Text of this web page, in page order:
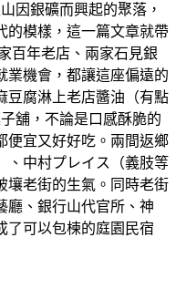
因銀礦而興起的聚落，
的模樣，這一篇文章就帶
百年老店、兩家石見銀
業機會，都讓這座偏遠的
豆腐淋上老店醬油（有點
舖，不論是口感酥脆的
便宜又好好吃。兩間返鄉
、中村プレイス（義肢等
壤老街的生氣。同時老街
廳、銀行山代官所、神
了可以包楝的庭園民宿